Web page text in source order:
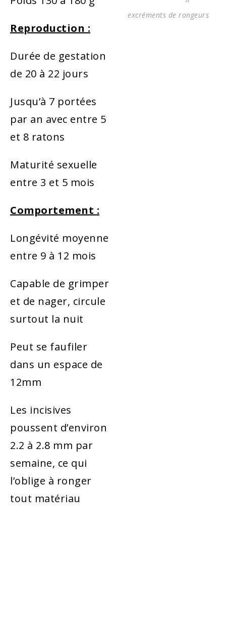
Reproduction :
Durée de gestation
de 20 à 22 jours
Jusqu’à 7 portées
par an avec entre 5
et 8 ratons
Maturité sexuelle
entre 3 et 5 mois
Comportement :
Longévité moyenne
entre 9 à 12 mois
Capable de grimper
et de nager, circule
surtout la nuit
Peut se faufiler
dans un espace de
12mm
Les incisives
poussent d’environ
2.2 à 2.8 mm par
semaine, ce qui
l’oblige à ronger
tout matériau
excréments de rongeurs